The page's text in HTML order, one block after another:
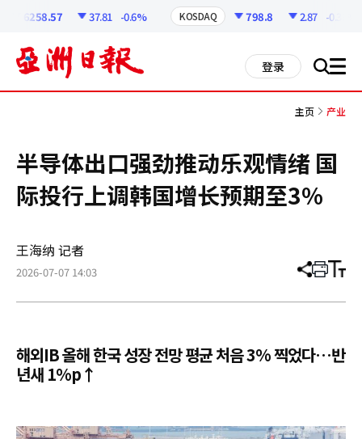
6258.57 37.81 -0.6% KOSDAQ 798.8 2.87 -0.36%
登录 搜 all
主页 产业
半导体出口强劲推动乐观情绪 国
际投行上调韩国增长预期至3%
王海纳 记者
2026-07-07 14:03 分
章
打 调
小
해외IB 올해 한국 성장 전망 평균 처음 3% 찍었다…반
년새 1%p↑